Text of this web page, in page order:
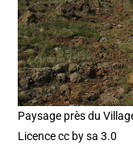
Paysage près du
Licence cc by sa 3.0